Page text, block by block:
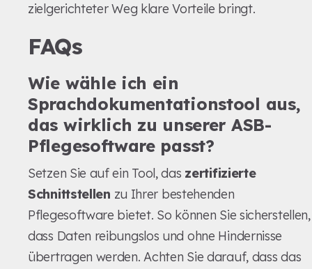
zielgerichteter Weg klare Vorteile bringt.
FAQs
Wie wähle ich ein
Sprachdokumentationstool aus,
das wirklich zu unserer ASB-
Pflegesoftware passt?
Setzen Sie auf ein Tool, das zertifizierte
Schnittstellen zu Ihrer bestehenden
Pflegesoftware bietet. So können Sie sicherstellen,
dass Daten reibungslos und ohne Hindernisse
übertragen werden. Achten Sie darauf, dass das